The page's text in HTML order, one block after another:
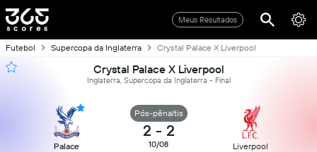
Meus Resultados
Futebol Supercopa da Inglaterra Crystal Palace X Liverpool
Crystal Palace X Liverpool
Inglaterra, Supercopa da Inglaterra - Final
Palace
Pós-pênaltis
2 - 2
10/08 Liverpool